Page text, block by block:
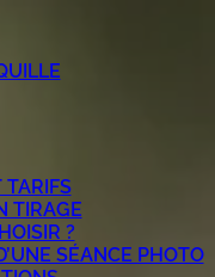
TARIFS
TIRAGE
?
SÉANCE PHOTO